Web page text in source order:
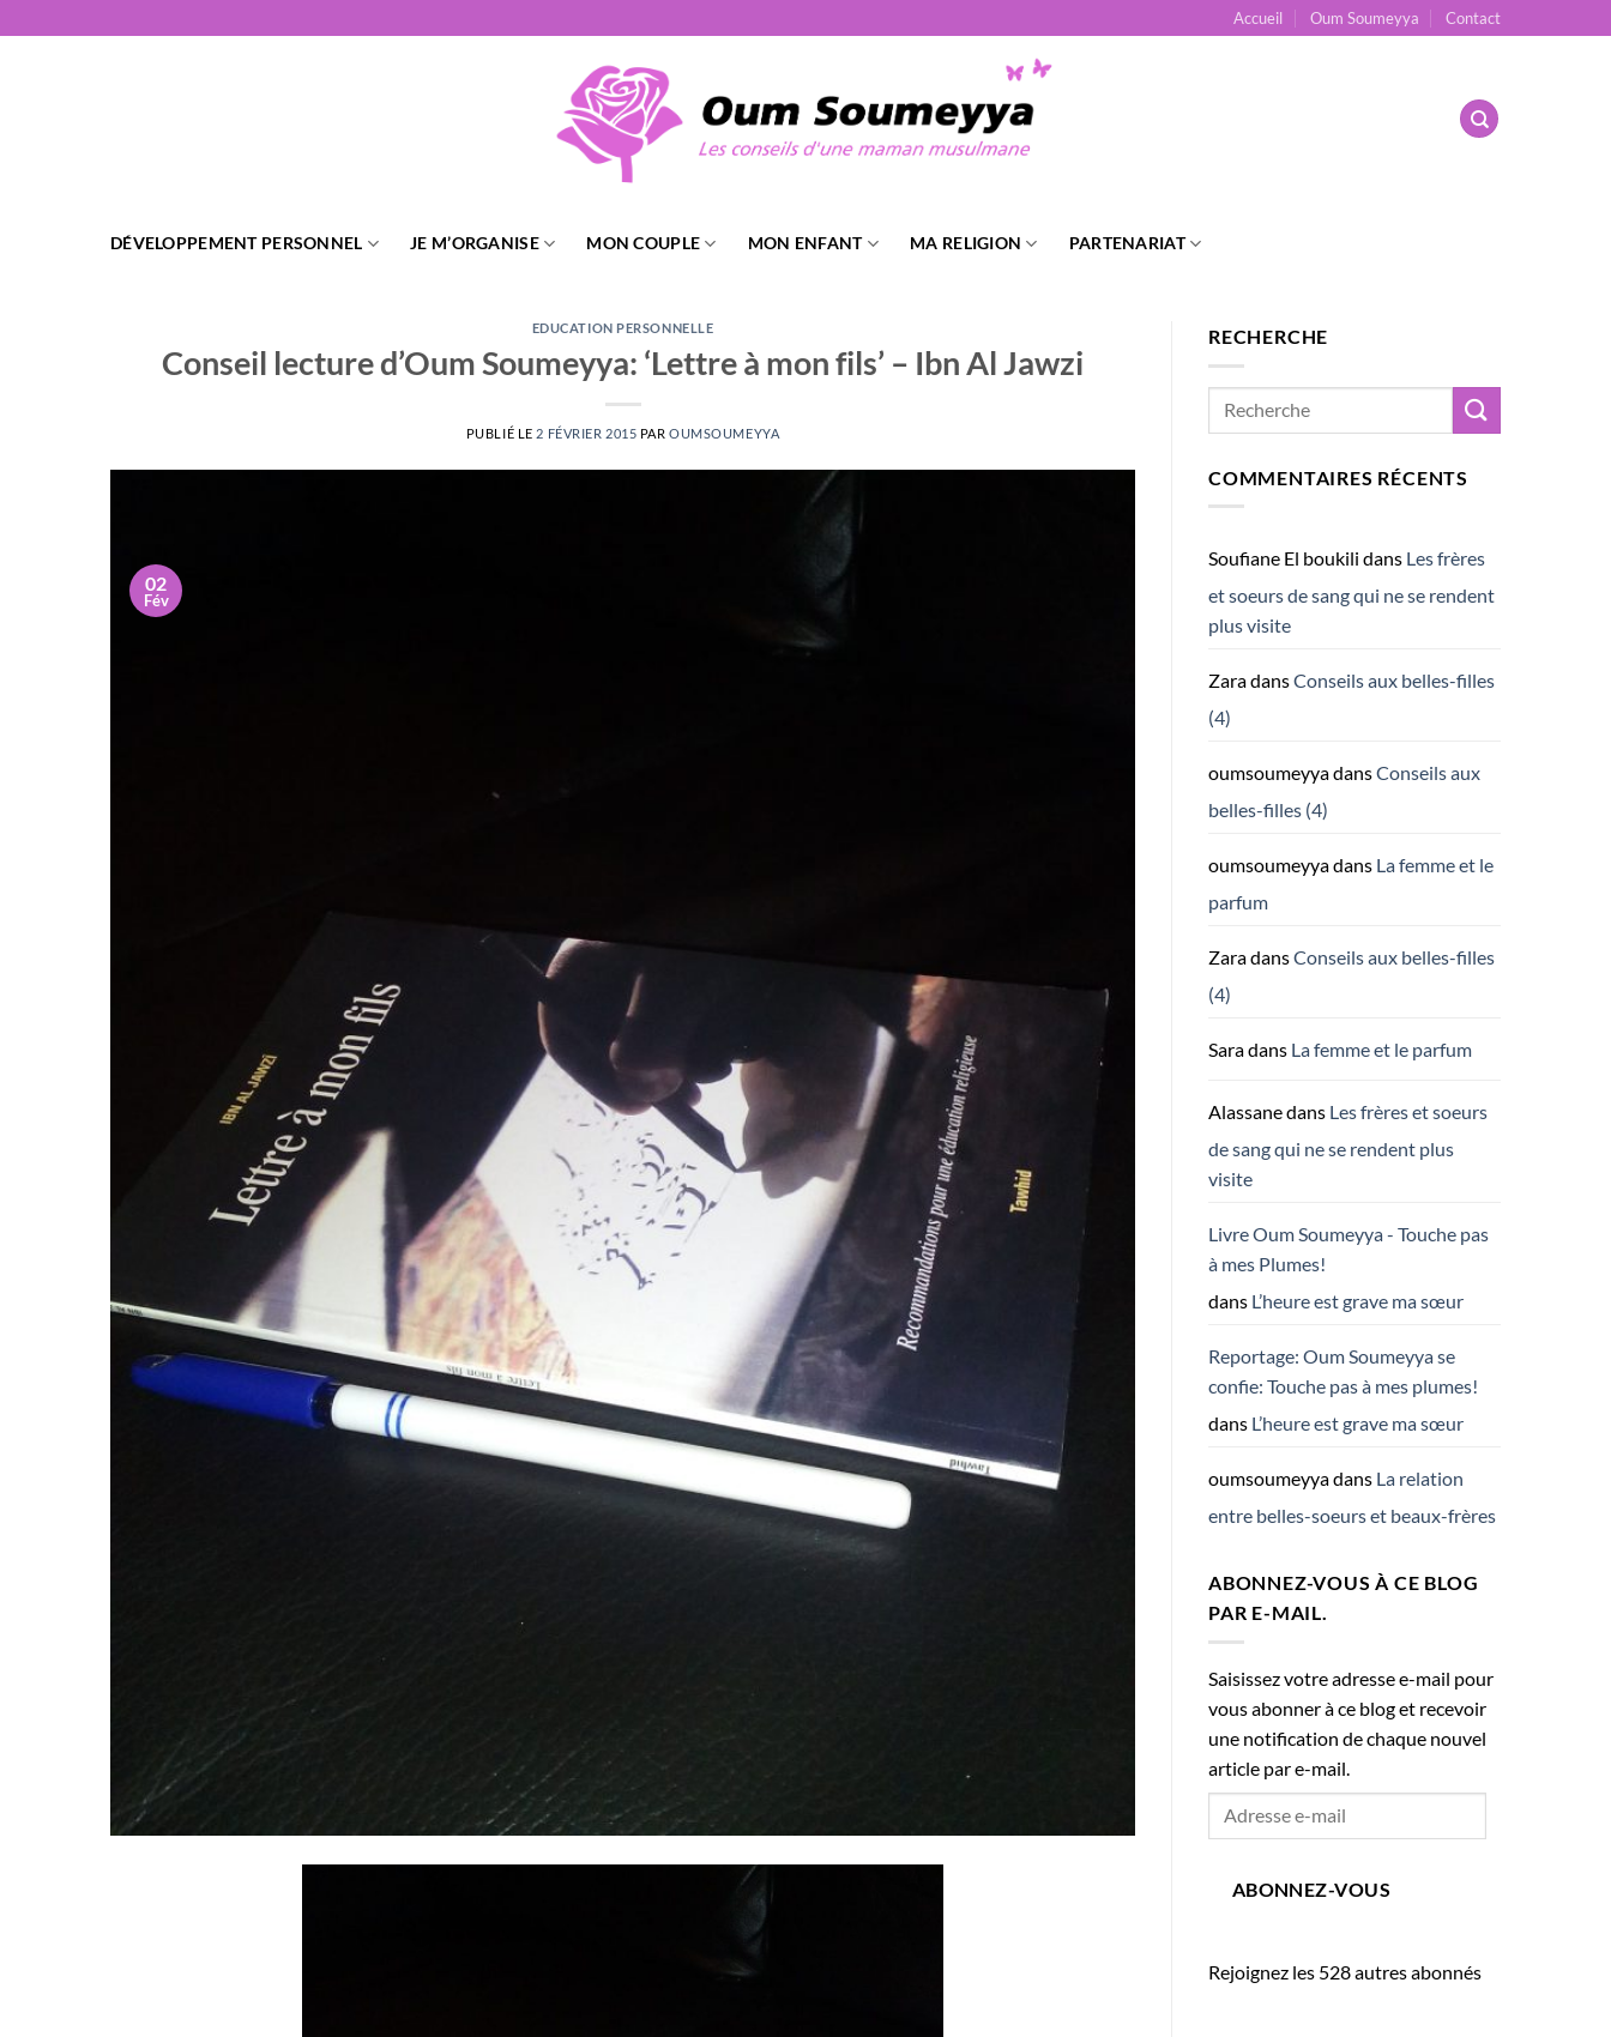
au
Accueil Oum Soumeyya Contact
DÉVELOPPEMENT PERSONNEL JE M’ORGANISE MON COUPLE MON ENFANT MA RELIGION PARTENARIAT
EDUCATION PERSONNELLE
Conseil lecture d’Oum Soumeyya: ‘Lettre à mon fils’ – Ibn Al Jawzi
PUBLIÉ LE 2 FÉVRIER 2015 PAROUMSOUMEYYA
02
Fév
RECHERCHE
COMMENTAIRES RÉCENTS
Soufiane El boukili dans Les frères
et soeurs de sang qui ne se rendent
plus visite
ZaradansConseils aux belles-filles
(4)
oumsoumeyyadansConseils aux
belles-filles (4)
oumsoumeyyadans La femme et le
parfum
ZaradansConseils aux belles-filles
(4)
Saradans La femme et le parfum
Alassanedans Les frères et soeurs
de sang qui ne se rendent plus
visite
Livre Oum Soumeyya - Touche pas
à mes Plumes!
dans L’heure est grave ma sœur
Reportage: Oum Soumeyya se
confie: Touche pas à mes plumes!
dans L’heure est grave ma sœur
oumsoumeyyadans La relation
entre belles-soeurs et beaux-frères
ABONNEZ-VOUS À CE BLOG
PAR E-MAIL.
Saisissez votre adresse e-mail pour
vous abonner à ce blog et recevoir
une notification de chaque nouvel
article par e-mail.
Adresse
ABONNEZ-VOUS
Rejoignez les 528 autres abonnés